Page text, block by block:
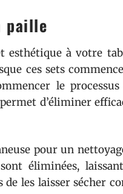
paille
esthétique à votre
ces sets
le
d’éliminer
pour un
éliminées,
les laisser sécher